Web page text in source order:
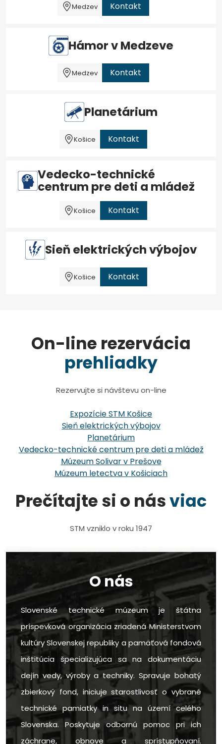
Medzev Kontakt
Hámor v Medzeve
Medzev Kontakt
Planetárium
Košice Kontakt
Vedecko-technické
centrum pre deti a mládež
Košice Kontakt
Sieň elektrických výbojov
Košice Kontakt
On-line rezervácia
prehliadky
Rezervujte si návštevu on-line
Expozície STM Košice
Sieň elektrických výbojov
Planetárium
Vedecko-technické centrum pre deti a mládež
Múzeum Solivar v Prešove
Múzeum letectva v Košiciach
Prečítajte si o násviac
STM vzniklo v roku 1947
O nás
Slovenské technické múzeum je štátna
príspevková organizácia zriadená Ministerstvom
kultúry Slovenskej republiky a pamäťová fondová
inštitúcia špecializujúca sa na dokumentáciu
dejín vedy, výroby a techniky. Spravuje bohatý
zbierkový fond, iniciuje starostlivosť o vybrané
technické pamiatky in situ na území celého
Slovenska. Poskytuje odbornú pomoc pri ich
záchrane, obnove a sprístupňovaní.